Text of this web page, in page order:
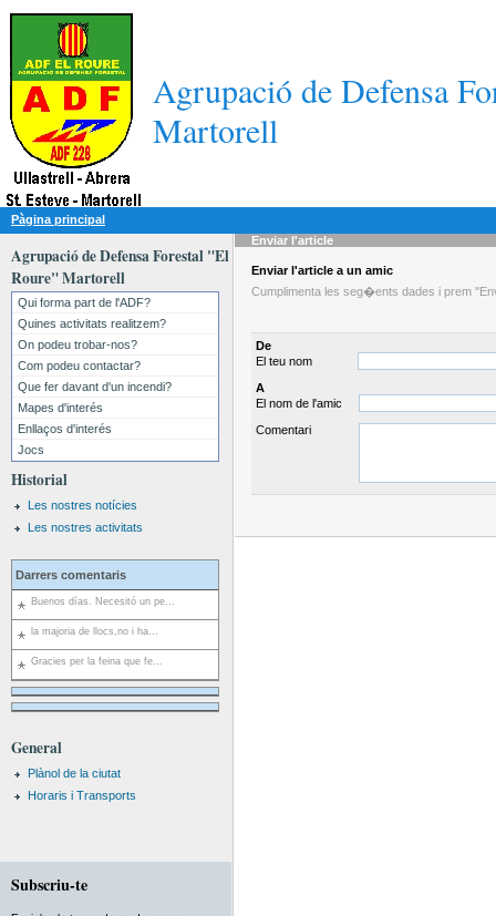
Agrupació de Defensa
Martorell
Pàgina principal
Agrupació de Defensa Forestal "El
Roure" Martorell
Qui forma part de l'ADF?
Quines activitats realitzem?
On podeu trobar-nos?
Com podeu contactar?
Que fer davant d'un incendi?
Mapes d'interés
Enllaços d'interés
Jocs
Historial
Les nostres notícies
Les nostres activitats
Darrers comentaris
Buenos días. Necesitó un pe...
la majoria de llocs,no i ha...
Gracies per la feina que fe...
General
Plànol de la ciutat
Horaris i Transports
Subscriu-te
Enviar l'article
Enviar l'article a un amic
Cumplimenta les seg�ents dades i prem
De
El teu nom
A
El nom de l'amic
Comentari